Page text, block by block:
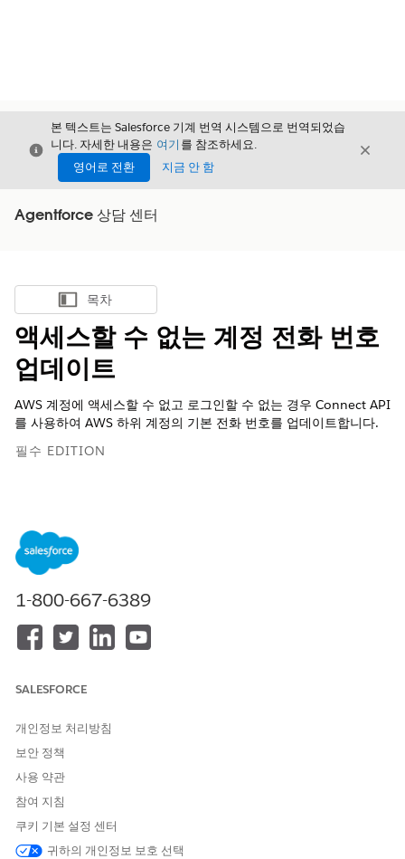
닫기
본 텍스트는 Salesforce 기계 번역 시스템으로 번역되었습
니다. 자세한 내용은 여기 를 참조하세요.
영어로 전환
지금 안 함
닫기
Agentforce 상담 센터
목차 표시
목차
액세스할 수 없는 계정 전화 번호
업데이트
AWS 계정에 액세스할 수 없고 로그인할 수 없는 경우 Connect API
를 사용하여 AWS 하위 계정의 기본 전화 번호를 업데이트합니다.
필수 EDITION
노트AWS 계정과 연결된 기본 전화 번호와 루트 이메일 주소를
모두 업데이트해야 하는 경우 다음 단계를 계속하기 전에 먼저
루트 이메일 주소를 업데이트해야 합니다.
Amazon Connect를 사용하는 Salesforce Voice
지원되는 Edition
필요한 사용자 권한
계정 전화 번호 재설정:
1-800-667-6389
SALESFORCE
개인정보 처리방침
보안 정책
사용 약관
참여 지침
쿠키 기본 설정 센터
귀하의 개인정보 보호 선택